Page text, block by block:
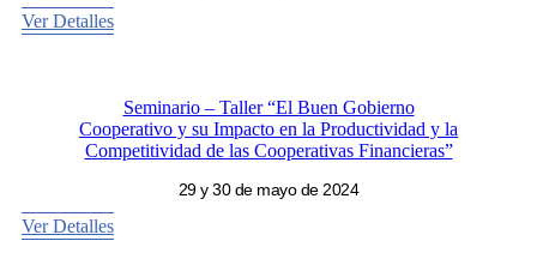
Ver Detalles
Seminario – Taller “El Buen Gobierno
Cooperativo y su Impacto en la Productividad y la
Competitividad de las Cooperativas Financieras”
29 y 30 de mayo de 2024
Ver Detalles